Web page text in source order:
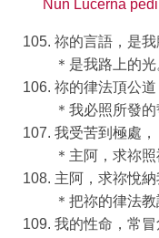
Nun Lucerna
祢的言語，是我
＊是我路上的光
祢的律法頂公道
＊我必照所發的
我受苦到極處，
＊主阿，求祢
主阿，求祢悅納
＊把祢的律法教
我的性命，常冒